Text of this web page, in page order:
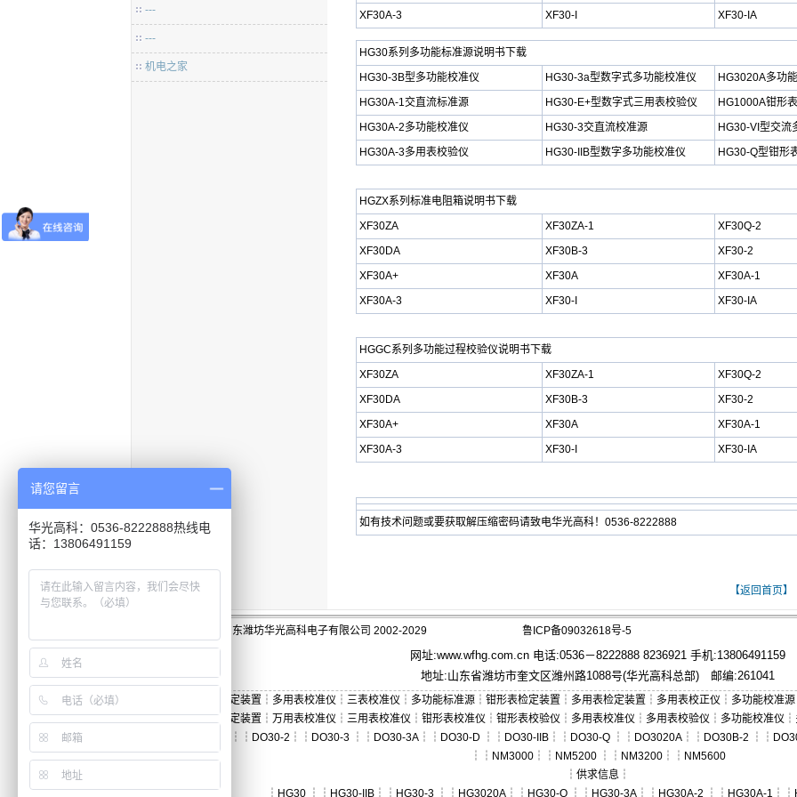
---
---
机电之家
XF30A-3 XF30-I XF30-IA
HG30系列 多功能标准源说明书下载
HG30-3B型多功能校准仪 HG30-3a型数字式多功能校准仪 HG3020A多功
HG30A-1交直流标准源 HG30-E+型数字式三用表校验仪
HG1000A钳形
HG30A-2多功能校准仪 HG30-3交直流校准源 HG30-VI型交流
HG30A-3多用表校验仪 HG30-IIB型数字多功能校准仪 HG30-Q型钳形
HGZX系列 标准电阻箱说明书下载
XF30ZA
XF30ZA-1
XF30Q-2
XF30DA
XF30B-3
XF30-2
XF30A+
XF30A
XF30A-1
XF30A-3
XF30-I XF30-IA
HGGC系列多功能过程校验仪说明书下载
XF30ZA
XF30ZA-1
XF30Q-2
XF30DA
XF30B-3
XF30-2
XF30A+
XF30A
XF30A-1
XF30A-3
XF30-I XF30-IA
如有技术问题或要获取解压缩密码请致电华光高科！0536-8222888
【返回首页】
版权:山东潍坊华光高科电子有限公司 2002-2029 鲁ICP备09032618号-5
网址:www.wfhg.com.cn 电话:0536－8222888 8236921 手机:13806491159
地址:山东省潍坊市奎文区潍州路1088号(华光高科总部) 邮编:261041
三用表检定装置 ┆ 多用表校准仪 ┆ 三表校准仪 ┆ 多功能标准源 ┆ 钳形表检定装置 ┆ 多用表检定装置 ┆ 多用表校正仪 ┆ 多功能校准源
万用表检定装置 ┆ 万用表校准仪 ┆ 三用表校准仪 ┆ 钳形表校准仪 ┆ 钳形表校验仪 ┆ 多用表校准仪 ┆ 多用表校验仪 ┆ 多功能校准仪 ┆
┆┆ DO30-2 ┆┆ DO30-3 ┆┆ DO30-3A ┆┆ DO30-D ┆┆ DO30-IIB ┆┆ DO30-Q ┆┆ DO3020A ┆┆ DO30B-2 ┆┆
┆┆ NM3000┆┆ NM5200┆┆ NM3200┆┆ NM5600
┆ 供求信息 ┆
┆ HG30 ┆┆ HG30-IIB ┆┆ HG30-3 ┆┆ HG3020A ┆┆ HG30-Q ┆┆ HG30-3A ┆┆ HG30A-2 ┆┆ HG30A-1 ┆┆
请您留言
华光高科：0536-8222888热线电
话：13806491159